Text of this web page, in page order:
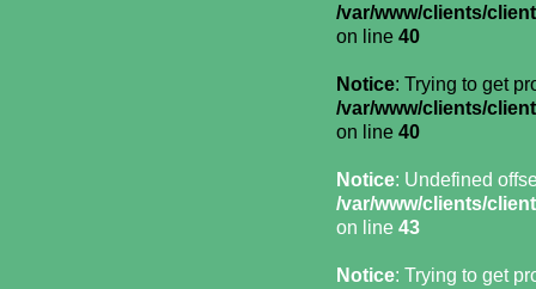
/var/www/clients/
on line 40
Notice: Trying to get
/var/www/clients/
on line 40
Notice: Undefined
/var/www/clients/
on line 43
Notice: Trying to get